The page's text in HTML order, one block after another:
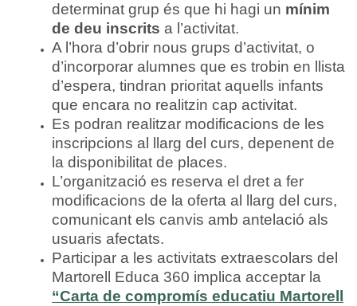
determinat grup és que hi hagi un mínim
de deu inscrits a l’activitat.
A l’hora d’obrir nous grups d’activitat, o
d’incorporar alumnes que es trobin en llista
d’espera, tindran prioritat aquells infants
que encara no realitzin cap activitat.
Es podran realitzar modificacions de les
inscripcions al llarg del curs, depenent de
la disponibilitat de places.
L’organització es reserva el dret a fer
modificacions de la oferta al llarg del curs,
comunicant els canvis amb antelació als
usuaris afectats.
Participar a les activitats extraescolars del
Martorell Educa 360 implica acceptar la
“Carta de compromís educatiu Martorell